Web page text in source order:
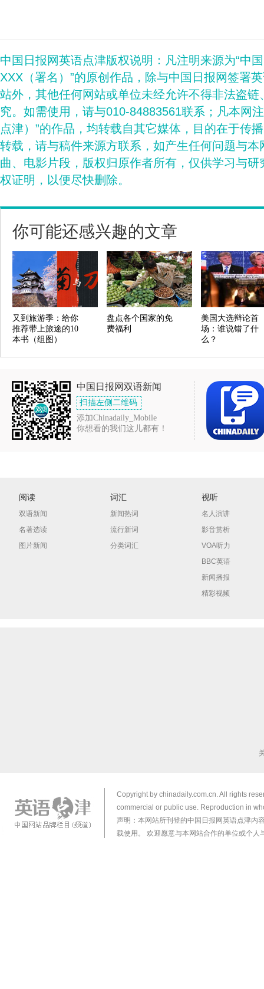
中国日报网英语点津版权说明：凡注明来源为“中
XXX（署名）”的原创作品，除与中国日报网签署
站外，其他任何网站或单位未经允许不得非法盗
究。如需使用，请与010-84883561联系；凡本网
点津）”的作品，均转载自其它媒体，目的在于传
转载，请与稿件来源方联系，如产生任何问题与
曲、电影片段，版权归原作者所有，仅供学习与
权证明，以便尽快删除。
你可能还感兴趣的文章
又到旅游季：给你
推荐带上旅途的10
本书（组图）
盘点各个国家的免
费福利
美国大选辩论首
场：谁说错了什
么？
中国日报网双语新闻
扫描左侧二维码
添加Chinadaily_Mobile
你想看的我们这儿都有！
阅读
双语新闻
名著选读
图片新闻
词汇
新闻热词
流行新词
分类词汇
视听
名人演讲
影音赏析
VOA听力
BBC英语
新闻播报
精彩视频
Copyright by chinadaily.com.cn. All rights
commercial or public use. Reproduction in
声明：本网站所刊登的中国日报网英语点津内
载使用。 欢迎愿意与本网站合作的单位或个人